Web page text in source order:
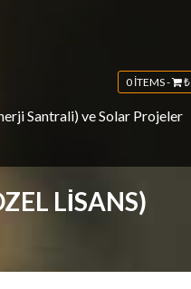
0 ITEMS - ₺
Santrali) ve Solar Projeler
LISANS)